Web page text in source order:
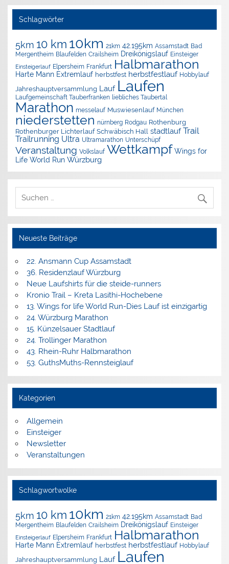
Schlagwörter
5km 10 km 10km 21km 42.195km Assamstadt Bad
Mergentheim Blaufelden Crailsheim Dreikönigslauf Einsteiger
Einsteigerlauf Elpersheim Frankfurt Halbmarathon
Harte Mann Extremlauf herbstfest herbstfestlauf Hobbylauf
Jahreshauptversammlung Lauf Laufen
Laufgemeinschaft Tauberfranken liebliches Taubertal
Marathon messelauf Muswiesenlauf München
niederstetten nürnberg Rodgau Rothenburg
Rothenburger Lichterlauf Schwäbisch Hall stadtlauf Trail
Trailrunning Ultra Ultramarathon Unterschüpf
Veranstaltung Volkslauf Wettkampf Wings for
Life World Run Würzburg
Neueste Beiträge
22. Ansmann Cup Assamstadt
36. Residenzlauf Würzburg
Neue Laufshirts für die steide-runners
Kronio Trail – Kreta Lasithi-Hochebene
13. Wings for life World Run-Dies Lauf ist einzigartig
24. Würzburg Marathon
15. Künzelsauer Stadtlauf
24. Trollinger Marathon
43. Rhein-Ruhr Halbmarathon
53. GuthsMuths-Rennsteiglauf
Kategorien
Allgemein
Einsteiger
Newsletter
Veranstaltungen
Schlagwortwolke
5km 10 km 10km 21km 42.195km Assamstadt Bad
Mergentheim Blaufelden Crailsheim Dreikönigslauf Einsteiger
Einsteigerlauf Elpersheim Frankfurt Halbmarathon
Harte Mann Extremlauf herbstfest herbstfestlauf Hobbylauf
Jahreshauptversammlung Lauf Laufen